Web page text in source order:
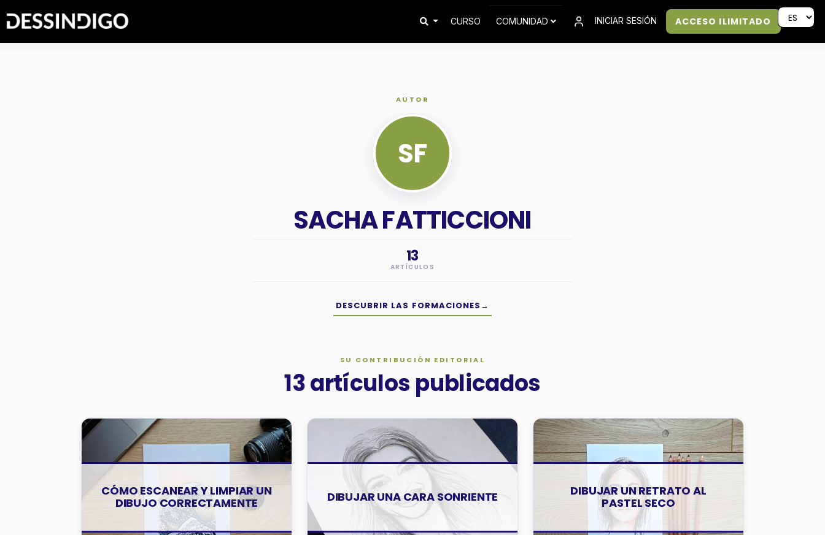
CURSO COMUNIDAD INICIAR SESIÓN ACCESO ILIMITADO
AUTOR
SF
SACHA FATTICCIONI
13
ARTÍCULOS
DESCUBRIR LAS FORMACIONES →
SU CONTRIBUCIÓN EDITORIAL
13 artículos publicados
CÓMO ESCANEAR Y LIMPIAR UN
DIBUJO CORRECTAMENTE
CONSEJOS Y TRUCOS
DIBUJAR UNA CARA SONRIENTE
TUTORIALES
DIBUJAR UN RETRATO AL
PASTEL SECO
TUTORIALES